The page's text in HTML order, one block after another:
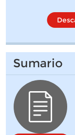
Sumario